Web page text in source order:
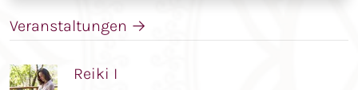
Veranstaltungen →
Reiki I